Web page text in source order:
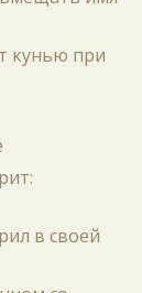
кунью при
в своей